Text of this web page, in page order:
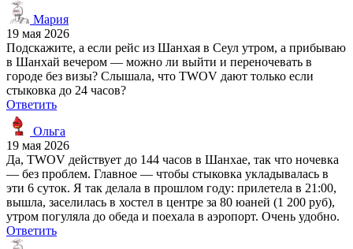
Мария
19 мая 2026
Подскажите, а если рейс из Шанхая в Сеул утром, а прибываю
в Шанхай вечером — можно ли выйти и переночевать в
городе без визы? Слышала, что TWOV дают только если
стыковка до 24 часов?
Ответить
Ольга
19 мая 2026
Да, TWOV действует до 144 часов в Шанхае, так что ночевка
— без проблем. Главное — чтобы стыковка укладывалась в
эти 6 суток. Я так делала в прошлом году: прилетела в 21:00,
вышла, заселилась в хостел в центре за 80 юаней (1 200 руб),
утром погуляла до обеда и поехала в аэропорт. Очень удобно.
Ответить